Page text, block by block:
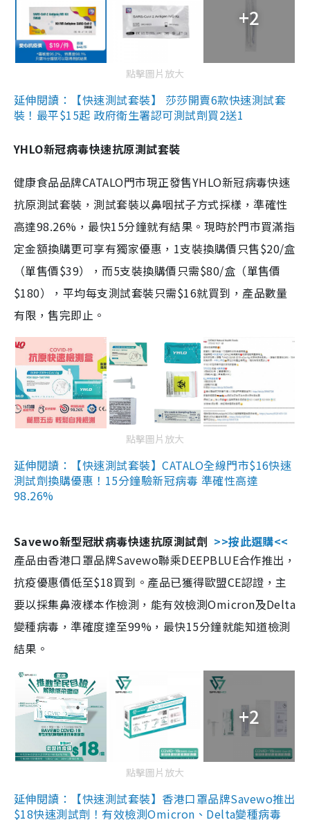
+2
點擊圖片放大
延伸閱讀：【快速測試套裝】 莎莎開賣6款快速測試套
裝！最平$15起 政府衛生署認可測試劑買2送1
YHLO新冠病毒快速抗原測試套裝
健康食品品牌CATALO門市現正發售YHLO新冠病毒快速
抗原測試套裝，測試套裝以鼻咽拭子方式採樣，準確性
高達98.26%，最快15分鐘就有結果。現時於門市買滿指
定金額換購更可享有獨家優惠，1支裝換購價只售$20/盒
（單售價$39），而5支裝換購價只需$80/盒（單售價
$180），平均每支測試套裝只需$16就買到，產品數量
有限，售完即止。
點擊圖片放大
延伸閱讀：【快速測試套裝】CATALO全線門市$16快速
測試劑換購優惠！15分鐘驗新冠病毒 準確性高達
98.26%
Savewo新型冠狀病毒快速抗原測試劑 >>按此選購<<
產品由香港口罩品牌Savewo聯乘DEEPBLUE合作推出，
抗疫優惠價低至$18買到。產品已獲得歐盟CE認證，主
要以採集鼻液樣本作檢測，能有效檢測Omicron及Delta
變種病毒，準確度達至99%，最快15分鐘就能知道檢測
結果。
+2
點擊圖片放大
延伸閱讀：【快速測試套裝】香港口罩品牌Savewo推出
$18快速測試劑！有效檢測Omicron、Delta變種病毒